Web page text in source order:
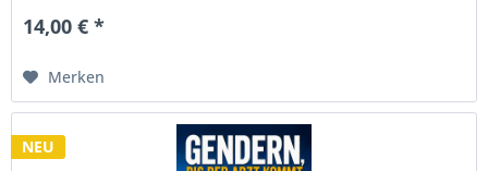
14,00 € *
Merken
NEU